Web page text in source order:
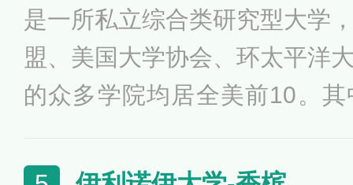
是一所私立综合类研究型大学
盟、美国大学协会、环太平洋
的众多学院均居全美前10。
学院本科和研究院分别位列